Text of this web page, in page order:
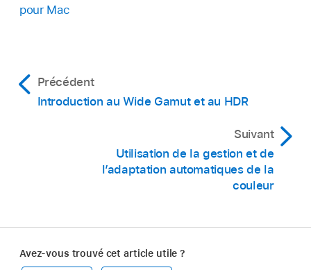
Cliquez sur Modifier en haut de l’inspecteur
des propriétés de bibliothèque.
Cliquez sur le bouton Inspecteur à droite
sur la barre d’outils.
cliquez sur le bouton Modifier dans le coin
pour Mac
Précédent
Introduction au Wide Gamut et au HDR
Suivant
Utilisation de la gestion et de
l’adaptation automatiques de la
couleur
Avez-vous trouvé cet article utile ?